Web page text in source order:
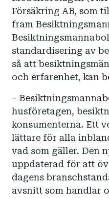
Försäkring AB, som
fram
standardisering av
så att
och erfarenhet, kan
–
husföretagen,
konsumenterna. Ett
lättare för alla
vad som gäller. Den
uppdaterad för att
dagens
avsnitt som handlar